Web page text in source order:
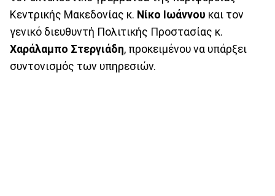
Κεντρικής Μακεδονίας κ. Νίκο Ιωάννου και τον
γενικό διευθυντή Πολιτικής Προστασίας κ.
Χαράλαμπο Στεργιάδη, προκειμένου να υπάρξει
συντονισμός των υπηρεσιών.